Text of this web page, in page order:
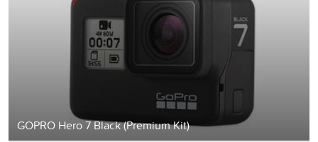
GOPRO Hero 7 Black (Premium Kit)